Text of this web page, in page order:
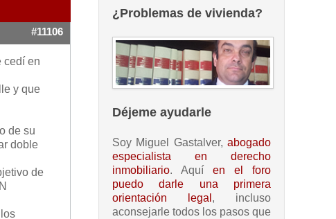
#11106
cedí en
y que
de su
doble
de
¿Problemas de vivienda?
Déjeme ayudarle
Soy Miguel Gastalver, abogado
especialista en derecho
inmobiliario. Aquí en el foro
puedo darle una primera
orientación legal , incluso
aconsejarle todos los pasos que